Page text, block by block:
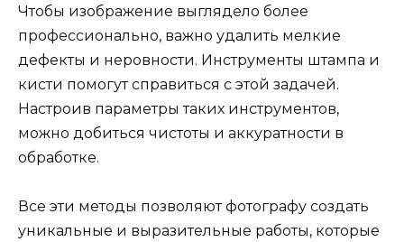
Чтобы изображение выглядело более
профессионально, важно удалить мелкие
дефекты и неровности. Инструменты штампа и
кисти помогут справиться с этой задачей.
Настроив параметры таких инструментов,
можно добиться чистоты и аккуратности в
обработке.
Все эти методы позволяют фотографу создать
уникальные и выразительные работы, которые